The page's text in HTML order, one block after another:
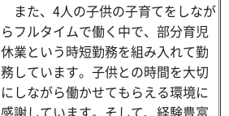
また、4人の子供の子育てをしなが
らフルタイムで働く中で、部分育児
休業という時短勤務を組み入れて勤
務しています。子供との時間を大切
にしながら働かせてもらえる環境に
感謝しています。そして、経験豊富